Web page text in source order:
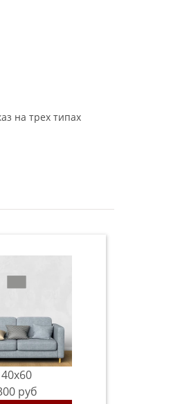
на трех типах
40x60
руб